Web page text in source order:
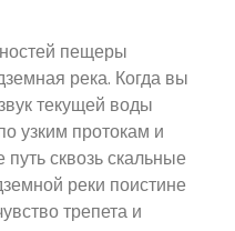
пещеры
река. Когда вы
текущей воды
узким протокам и
сквозь скальные
реки поистине
трепета и